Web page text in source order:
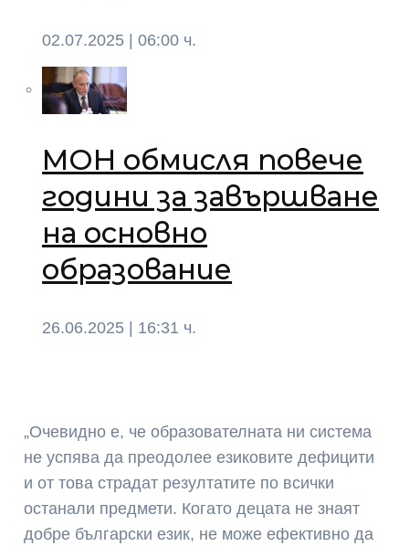
02.07.2025 | 06:00 ч.
МОН обмисля повече
години за завършване
на основно
образование
26.06.2025 | 16:31 ч.
„Очевидно е, че образователната ни система
не успява да преодолее езиковите дефицити
и от това страдат резултатите по всички
останали предмети. Когато децата не знаят
добре български език, не може ефективно да